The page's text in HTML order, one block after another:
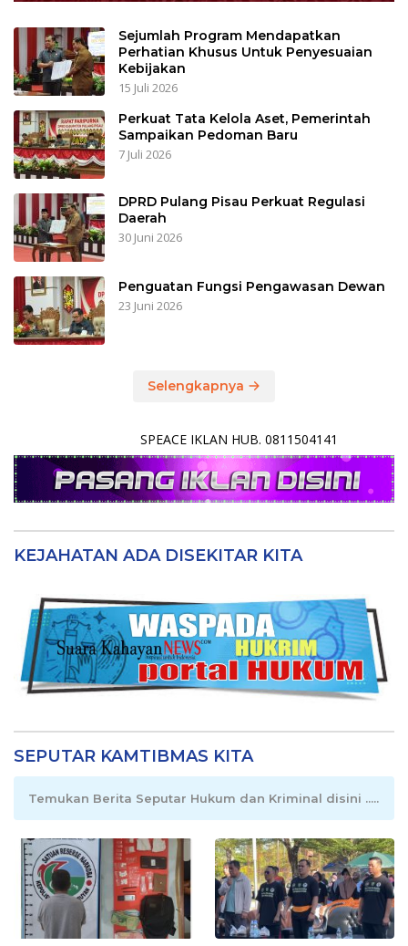
Sejumlah Program Mendapatkan
Perhatian Khusus Untuk Penyesuaian
Kebijakan
15 Juli 2026
Perkuat Tata Kelola Aset, Pemerintah
Sampaikan Pedoman Baru
7 Juli 2026
DPRD Pulang Pisau Perkuat Regulasi
Daerah
30 Juni 2026
Penguatan Fungsi Pengawasan Dewan
23 Juni 2026
Selengkapnya
SPEACE IKLAN HUB. 0811504141
KEJAHATAN ADA DISEKITAR KITA
SEPUTAR KAMTIBMAS KITA
Temukan Berita Seputar Hukum dan Kriminal disini .....